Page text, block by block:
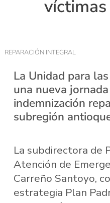
REPARACIÓN INTEGRAL
La Unidad para
una nueva
indemnización
subregión
La subdirectora de
Atención de
Carreño Santoyo,
estrategia Plan